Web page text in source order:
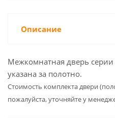
Описание
Межкомнатная дверь серии
указана за полотно.
Cтоимость комплекта двери
пожалуйста, уточняйте у